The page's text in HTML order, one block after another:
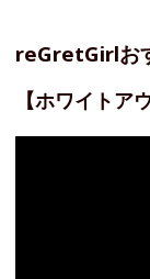
reGretGirlお
【ホワイトア